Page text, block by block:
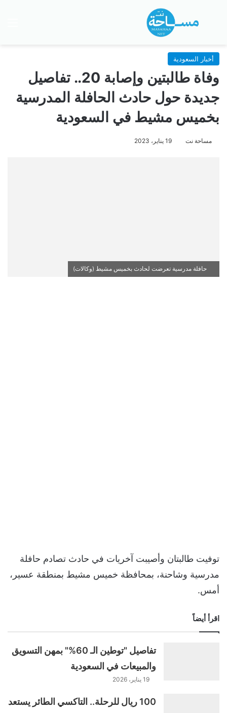
بحث عن
أخبار السعودية
وفاة طالبتين وإصابة 20.. تفاصيل
جديدة حول حادث الحافلة المدرسية
بخميس مشيط في السعودية
مساحة نت 19 يناير، 2023
حافلة مدرسية تعرضت لحادث بخميس مشيط (وكالات)
توفيت طالبتان وأصيبت آخريات في حادث تصادم حافلة
مدرسية وشاحنة، بمحافظة خميس مشيط بمنطقة عسير،
أمس.
اقرأ أيضاً
تفاصيل "توطين الـ 60%" بمهن التسويق
والمبيعات في السعودية
19 يناير، 2026
100 ريال للرحلة.. التاكسي الطائر يستعد